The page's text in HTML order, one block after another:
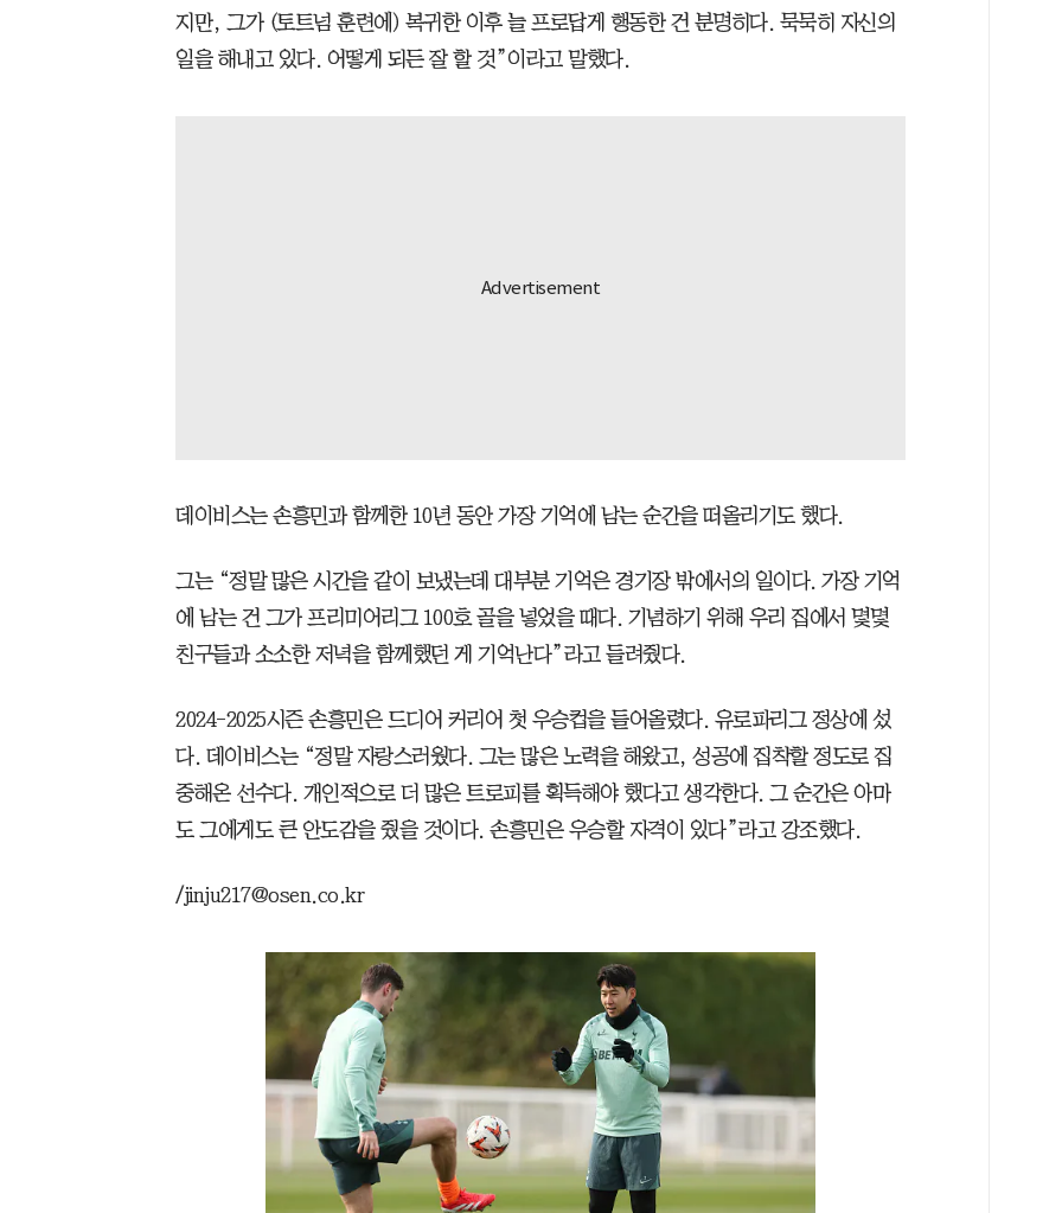
지만, 그가 (토트넘 훈련에) 복귀한 이후 늘 프로답게 행동한 건 분명히다. 묵묵히 자신의
일을 해내고 있다. 어떻게 되든 잘 할 것”이라고 말했다.
데이비스는 손흥민과 함께한 10년 동안 가장 기억에 남는 순간을 떠올리기도 했다.
그는 “정말 많은 시간을 같이 보냈는데 대부분 기억은 경기장 밖에서의 일이다. 가장 기억
에 남는 건 그가 프리미어리그 100호 골을 넣었을 때다. 기념하기 위해 우리 집에서 몇몇
친구들과 소소한 저녁을 함께했던 게 기억난다”라고 들려줬다.
2024-2025시즌 손흥민은 드디어 커리어 첫 우승컵을 들어올렸다. 유로파리그 정상에 섰
다. 데이비스는 “정말 자랑스러웠다. 그는 많은 노력을 해왔고, 성공에 집착할 정도로 집
중해온 선수다. 개인적으로 더 많은 트로피를 획득해야 했다고 생각한다. 그 순간은 아마
도 그에게도 큰 안도감을 줬을 것이다. 손흥민은 우승할 자격이 있다”라고 강조했다.
/jinju217@osen.co.kr